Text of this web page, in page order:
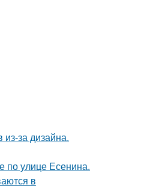
за дизайна.
по улице Есенина.
в